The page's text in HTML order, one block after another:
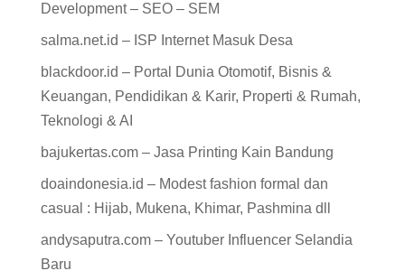
Development – SEO – SEM
salma.net.id – ISP Internet Masuk Desa
blackdoor.id – Portal Dunia Otomotif, Bisnis &
Keuangan, Pendidikan & Karir, Properti & Rumah,
Teknologi & AI
bajukertas.com – Jasa Printing Kain Bandung
doaindonesia.id – Modest fashion formal dan
casual : Hijab, Mukena, Khimar, Pashmina dll
andysaputra.com – Youtuber Influencer Selandia
Baru